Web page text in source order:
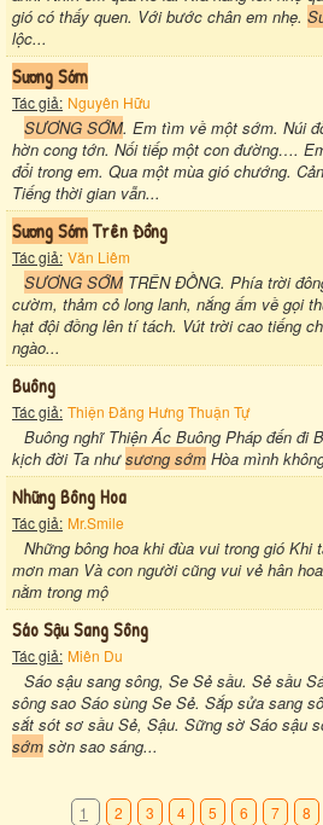
gió có thấy quen. Với bước chân em nhẹ.
lộc...
Sương Sớm
Tác giả: Nguyên Hữu
SƯƠNG SỚM. Em tìm về một sớm. Núi
hờn cong tớn. Nối tiếp một con đường….
đổi trong em. Qua một mùa gió chướng.
Tiếng thời gian vẫn...
Sương SớmTrên Đồng
Tác giả: Văn Liêm
SƯƠNG SỚMTRÊN ĐỒNG. Phía trời
cườm, thảm cỏ long lanh, nắng ấm về gọi
hạt đội đồng lên tí tách. Vút trời cao tiếng
ngào...
Buông
Tác giả: Thiện Đăng Hưng Thuận Tự
Buông nghĩ Thiện Ác Buông Pháp đến đi
kịch đời Ta nhưsương sớm Hòa mình
Những Bông Hoa
Tác giả: Mr.Smile
Những bông hoa khi đùa vui trong gió Khi
mơn man Và con người cũng vui vẻ hân
nằm trong mộ
Sáo Sậu Sang Sông
Tác giả: Miên Du
Sáo sậu sang sông, Se Sẻ sầu. Sẻ sầu
sông sao Sáo sùng Se Sẻ. Sắp sửa sang
sắt sót sơ sầu Sẻ, Sậu. Sững sờ Sáo sậu
sớm sờn sao sáng...
1 2 3 4 5 6 7 8